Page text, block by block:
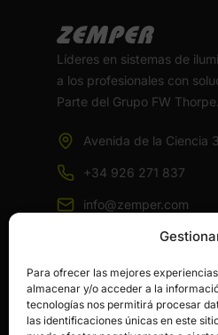
Para ofrecer las mejores
almacenar y/o acceder a la
tecnologías nos permitirá procesar
las identificaciones únicas en este
Líderes en sistemas de
a los profesionales con
Parte del Grupo FW Thorpe.
Avenida de la Ciencia
+34 926 271 837
info@zemper.com